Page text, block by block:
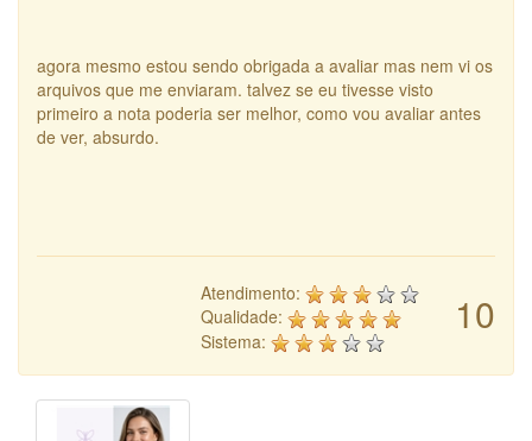
agora mesmo estou sendo obrigada a avaliar mas nem vi os
arquivos que me enviaram. talvez se eu tivesse visto
primeiro a nota poderia ser melhor, como vou avaliar antes
de ver, absurdo.
10
Atendimento:
Qualidade:
Sistema: